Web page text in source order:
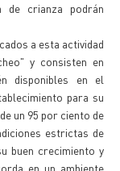
de crianza podrán
a esta actividad
y consisten en
disponibles en el
para su
un 95 por ciento de
estrictas de
buen crecimiento y
en un ambiente